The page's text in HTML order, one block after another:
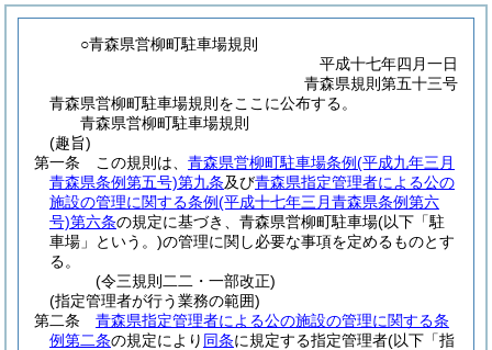
○青森県営柳町駐車場規則
平成十七年四月一日
青森県規則第五十三号
青森県営柳町駐車場規則をここに公布する。
青森県営柳町駐車場規則
(趣旨)
第一条
この規則は、 青森県営柳町駐車場条例(平成九年三月
青森県条例第五号)第九条及び青森県指定管理者による公の
施設の管理に関する条例(平成十七年三月青森県条例第六
号)第六条の規定に基づき、青森県営柳町駐車場(以下「駐
車場」という。)の管理に関し必要な事項を定めるものとす
る。
(令三規則二二・一部改正)
(指定管理者が行う業務の範囲)
第二条
青森県指定管理者による公の施設の管理に関する条
例第二条の規定により 同条に規定する指定管理者(以下「指